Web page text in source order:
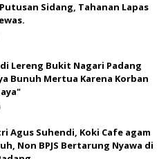
Sidang, Tahanan Lapas
Lereng Bukit Nagari Padang
Bunuh Mertua Karena Korban
Agus Suhendi, Koki Cafe agam
Non BPJS Bertarung Nyawa di